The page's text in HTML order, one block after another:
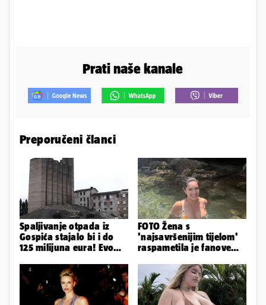
Prati naše kanale
Preporučeni članci
Spaljivanje otpada iz
Gospića stajalo bi i do
125 milijuna eura! Evo
najizglednija
FOTO Žena s
'najsavršenijim tijelom'
raspametila je fanove